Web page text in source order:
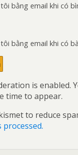
bằng email khi có
bằng email khi có
is enabled.
time to appear.
to reduce
processed.